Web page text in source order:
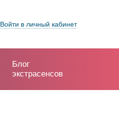
Войти в личный кабинет
Блог
экстрасенсов